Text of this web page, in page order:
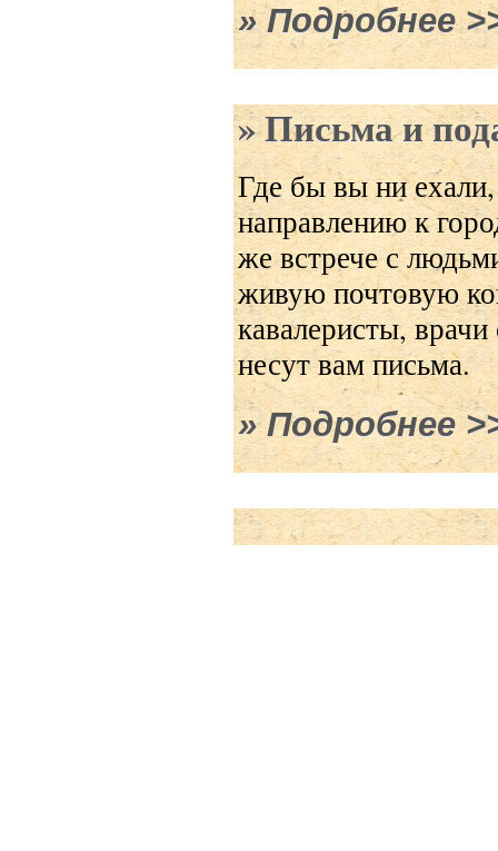
Подробнее о
Письма и
Где бы вы ни
направлению к
же встрече с
живую почтовую
кавалеристы,
несут вам письма.
Подробнеео